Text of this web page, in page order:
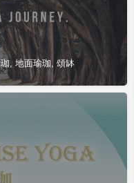
, 地面瑜珈, 頌缽